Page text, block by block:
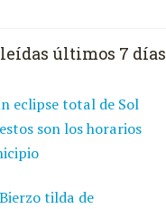
últimos 7 días
eclipse total de Sol
son los horarios
tilda de